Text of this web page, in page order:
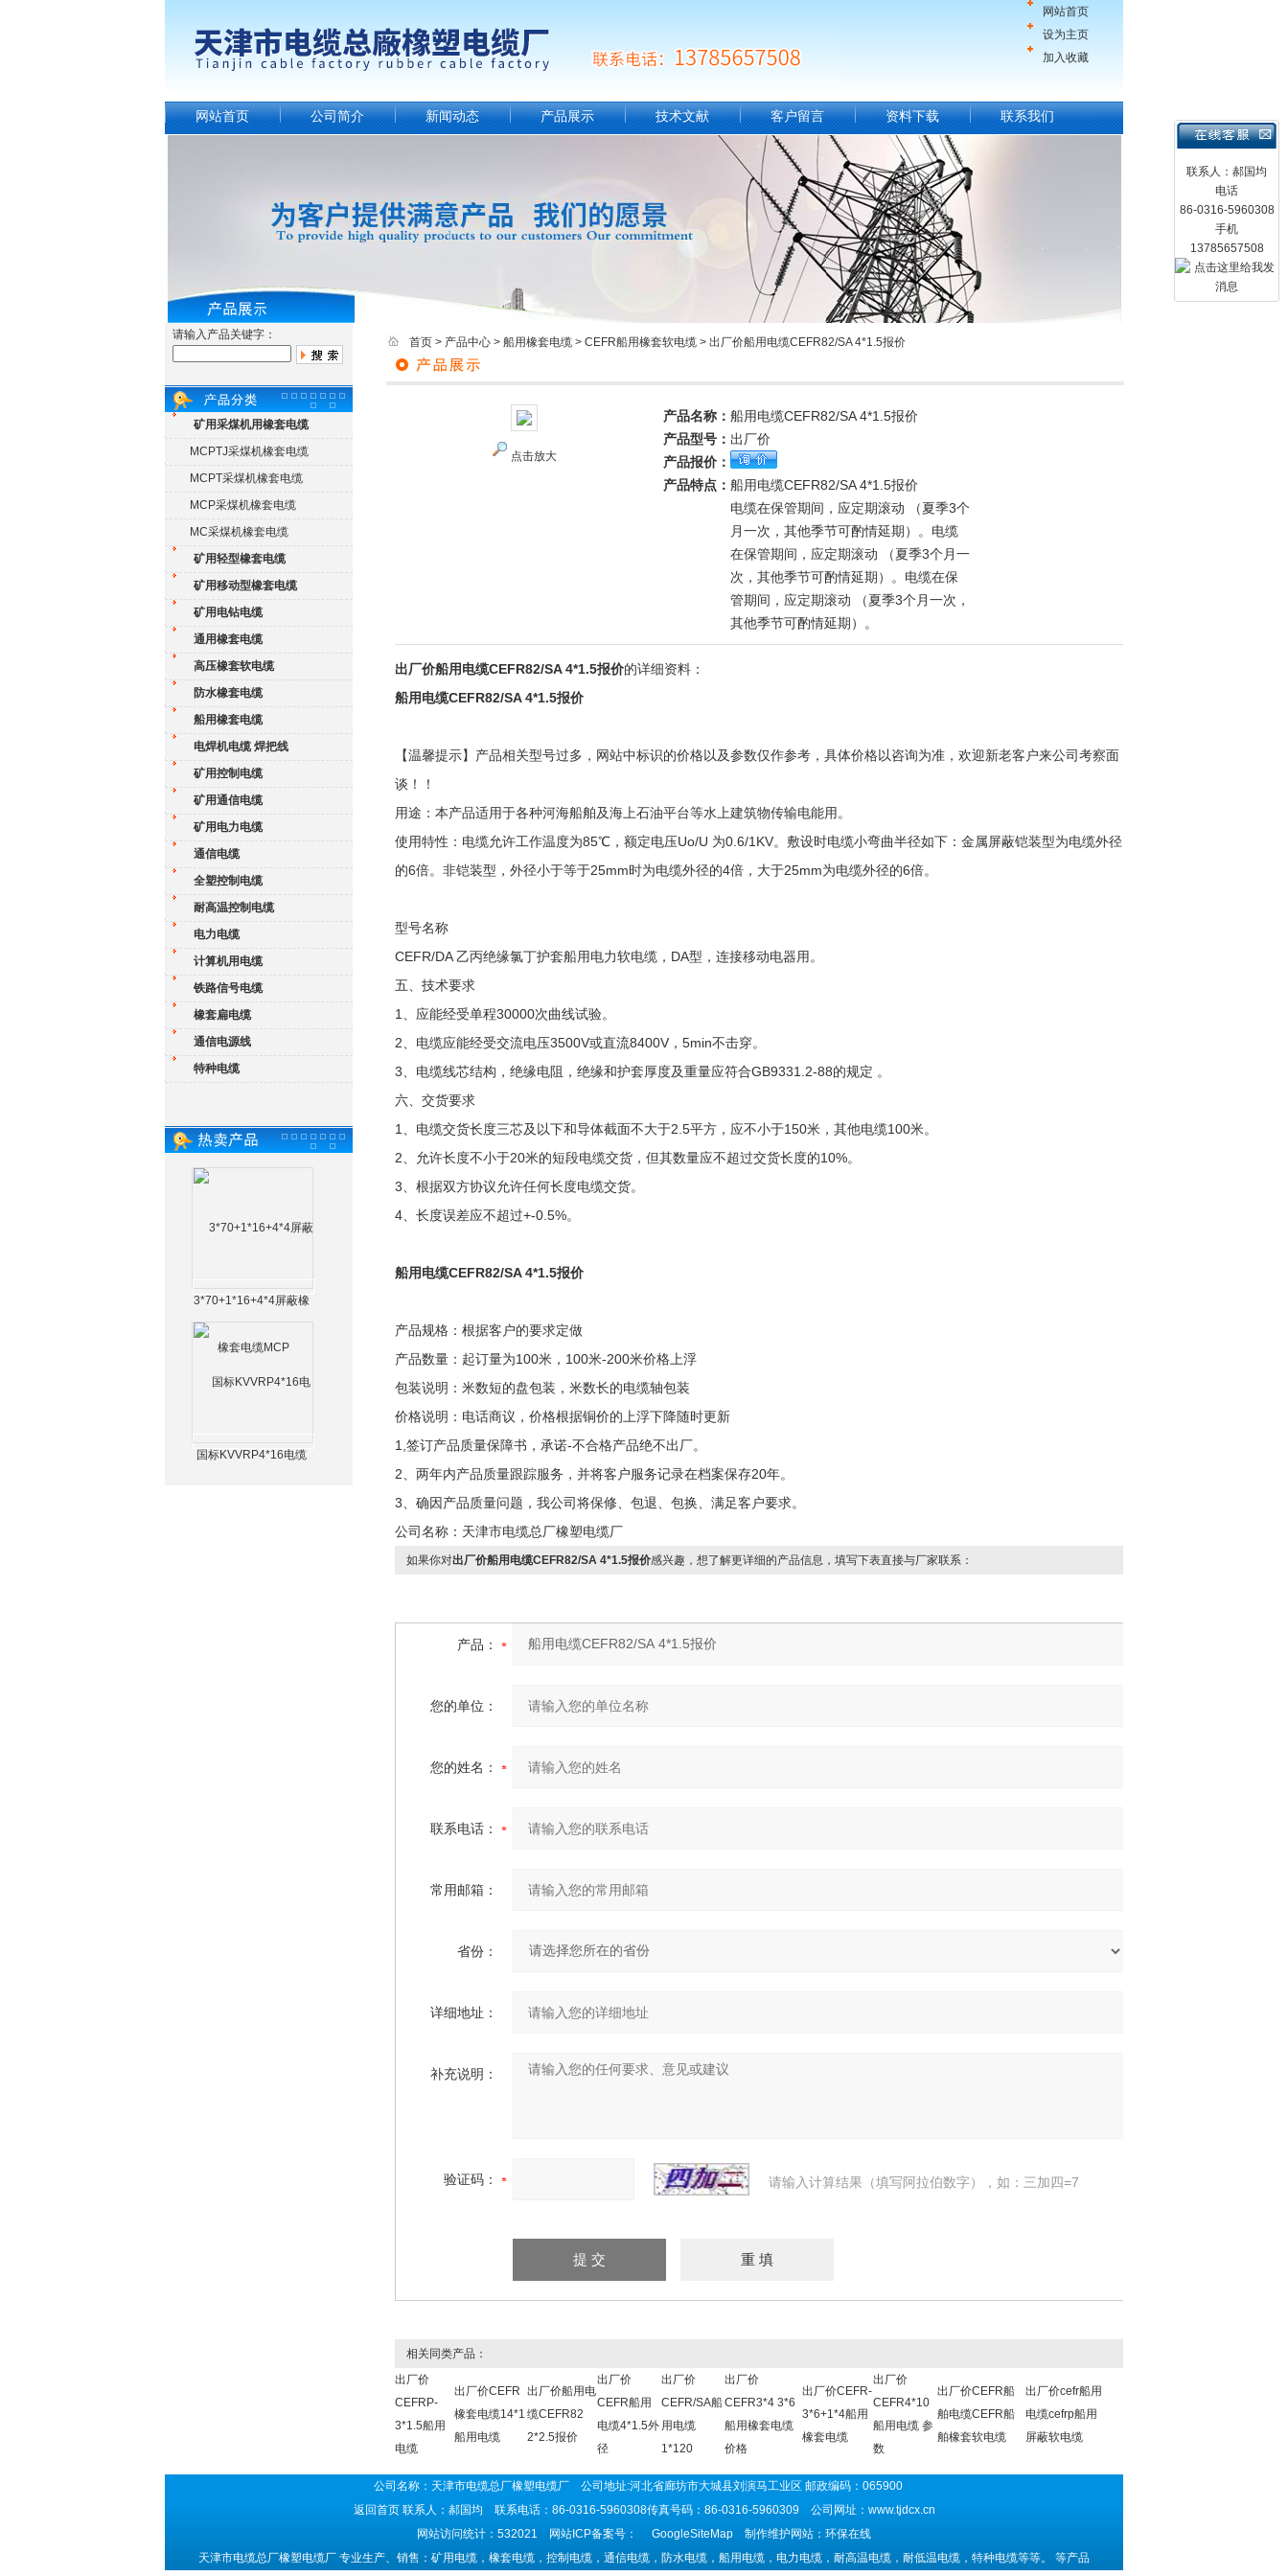
网站首页
设为主页
加入收藏
联系人：郝国均
电话
86-0316-5960308
手机
13785657508
网站首页 公司简介 新闻动态 产品展示 技术文献 客户留言 资料下载 联系我们
请输入产品关键字：
矿用采煤机用橡套电缆
MCPTJ采煤机橡套电缆
MCPT采煤机橡套电缆
MCP采煤机橡套电缆
MC采煤机橡套电缆
矿用轻型橡套电缆
矿用移动型橡套电缆
矿用电钻电缆
通用橡套电缆
高压橡套软电缆
防水橡套电缆
船用橡套电缆
电焊机电缆 焊把线
矿用控制电缆
矿用通信电缆
矿用电力电缆
通信电缆
全塑控制电缆
耐高温控制电缆
电力电缆
计算机用电缆
铁路信号电缆
橡套扁电缆
通信电源线
特种电缆
3*70+1*16+4*4屏蔽橡
国标KVVRP4*16电缆
首页 > 产品中心 > 船用橡套电缆 > CEFR船用橡套软电缆 > 出厂价船用电缆CEFR82/SA 4*1.5报价
点击放大
产品名称： 船用电缆CEFR82/SA 4*1.5报价
产品型号： 出厂价
产品报价：
产品特点： 船用电缆CEFR82/SA 4*1.5报价
电缆在保管期间，应定期滚动 （夏季3个
月一次，其他季节可酌情延期）。电缆
在保管期间，应定期滚动 （夏季3个月一
次，其他季节可酌情延期）。电缆在保
管期间，应定期滚动 （夏季3个月一次，
其他季节可酌情延期）。
出厂价船用电缆CEFR82/SA 4*1.5报价的详细资料：
船用电缆CEFR82/SA 4*1.5报价
【温馨提示】产品相关型号过多，网站中标识的价格以及参数仅作参考，具体价格以咨询为准，欢迎新老客户来公司考察面
谈！！
用途：本产品适用于各种河海船舶及海上石油平台等水上建筑物传输电能用。
使用特性：电缆允许工作温度为85℃，额定电压Uo/U 为0.6/1KV。敷设时电缆小弯曲半径如下：金属屏蔽铠装型为电缆外径
的6倍。非铠装型，外径小于等于25mm时为电缆外径的4倍，大于25mm为电缆外径的6倍。
型号名称
CEFR/DA 乙丙绝缘氯丁护套船用电力软电缆，DA型，连接移动电器用。
五、技术要求
1、应能经受单程30000次曲线试验。
2、电缆应能经受交流电压3500V或直流8400V，5min不击穿。
3、电缆线芯结构，绝缘电阻，绝缘和护套厚度及重量应符合GB9331.2-88的规定 。
六、交货要求
1、电缆交货长度三芯及以下和导体截面不大于2.5平方，应不小于150米，其他电缆100米。
2、允许长度不小于20米的短段电缆交货，但其数量应不超过交货长度的10%。
3、根据双方协议允许任何长度电缆交货。
4、长度误差应不超过+-0.5%。
船用电缆CEFR82/SA 4*1.5报价
产品规格：根据客户的要求定做
产品数量：起订量为100米，100米-200米价格上浮
包装说明：米数短的盘包装，米数长的电缆轴包装
价格说明：电话商议，价格根据铜价的上浮下降随时更新
1,签订产品质量保障书，承诺-不合格产品绝不出厂。
2、两年内产品质量跟踪服务，并将客户服务记录在档案保存20年。
3、确因产品质量问题，我公司将保修、包退、包换、满足客户要求。
公司名称：天津市电缆总厂橡塑电缆厂
如果你对出厂价船用电缆CEFR82/SA 4*1.5报价感兴趣，想了解更详细的产品信息，填写下表直接与厂家联系：
产品：
您的单位：
您的姓名：
联系电话：
常用邮箱：
省份：
详细地址：
补充说明：
验证码： 请输入计算结果（填写阿拉伯数字），如：三加四=7
相关同类产品：
出厂价
CEFRP-
3*1.5船用
电缆
出厂价CEFR
橡套电缆14*1
船用电缆
出厂价船用电
缆CEFR82
2*2.5报价
出厂价
CEFR船用
电缆4*1.5外
径
出厂价
CEFR/SA船
用电缆
1*120
出厂价
CEFR3*4 3*6
船用橡套电缆
价格
出厂价CEFR-
3*6+1*4船用
橡套电缆
出厂价
CEFR4*10
船用电缆 参
数
出厂价CEFR船
舶电缆CEFR船
舶橡套软电缆
出厂价cefr船用
电缆cefrp船用
屏蔽软电缆
公司名称：天津市电缆总厂橡塑电缆厂 公司地址:河北省廊坊市大城县刘演马工业区 邮政编码：065900
返回首页联系人：郝国均 联系电话：86-0316-5960308传真号码：86-0316-5960309 公司网址： www.tjdcx.cn
网站访问统计：532021 网站ICP备案号：
GoogleSiteMap 制作维护网站：环保在线
天津市电缆总厂橡塑电缆厂 专业生产、销售：矿用电缆，橡套电缆，控制电缆，通信电缆，防水电缆，船用电缆，电力电缆，耐高温电缆，耐低温电缆，特种电缆等等。 等产品